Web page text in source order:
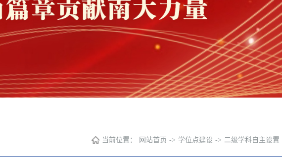
当前位置： 网站首页 -> 学位点建设 -> 二级学科自主设置